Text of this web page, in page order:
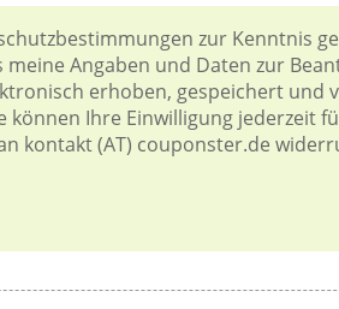
zur Kenntnis
meine Angaben und Daten zur
erhoben, gespeichert und
können Ihre Einwilligung jederzeit
kontakt (AT) couponster.de